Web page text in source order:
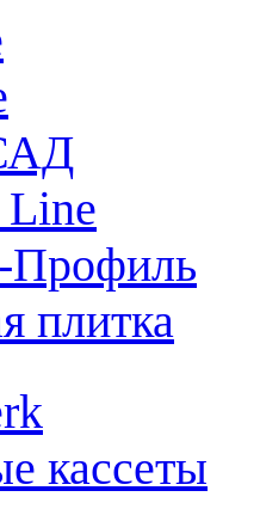
Line
Профиль
плитка
кассеты